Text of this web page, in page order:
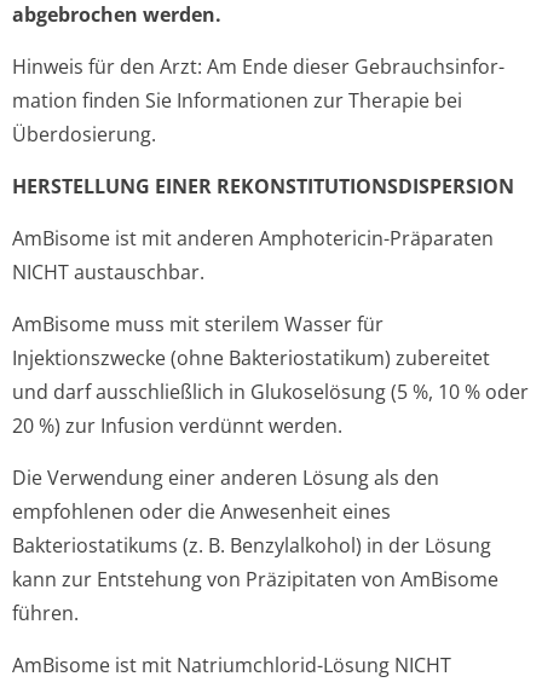
abgebrochen werden.
Hinweis für den Arzt: Am Ende dieser Gebrauchsinfor­
mation finden Sie Informationen zur Therapie bei
Überdosierung.
HERSTELLUNG EINER REKONSTITUTION­SDISPERSION
AmBisome ist mit anderen Amphotericin-Präparaten
NICHT austauschbar.
AmBisome muss mit sterilem Wasser für
Injektionszwecke (ohne Bakteriostatikum) zubereitet
und darf ausschließlich in Glukoselösung (5 %, 10 % oder
20 %) zur Infusion verdünnt werden.
Die Verwendung einer anderen Lösung als den
empfohlenen oder die Anwesenheit eines
Bakteriostatikums (z. B. Benzylalkohol) in der Lösung
kann zur Entstehung von Präzipitaten von AmBisome
führen.
AmBisome ist mit Natriumchlorid-Lösung NICHT